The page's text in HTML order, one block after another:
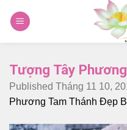
Tượng Tây
Published Tháng 11 10,
Phương Tam Thánh Đẹp